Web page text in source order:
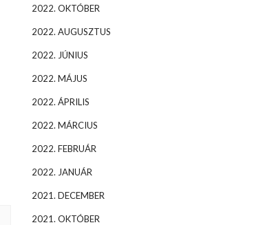
2022. OKTÓBER
2022. AUGUSZTUS
2022. JÚNIUS
2022. MÁJUS
2022. ÁPRILIS
2022. MÁRCIUS
2022. FEBRUÁR
2022. JANUÁR
2021. DECEMBER
2021. OKTÓBER